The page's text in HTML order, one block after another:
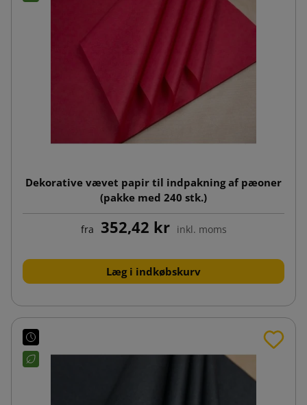
Dekorative vævet papir til indpakning af pæoner
(pakke med 240 stk.)
fra 352,42 kr inkl. moms
Læg i indkøbskurv